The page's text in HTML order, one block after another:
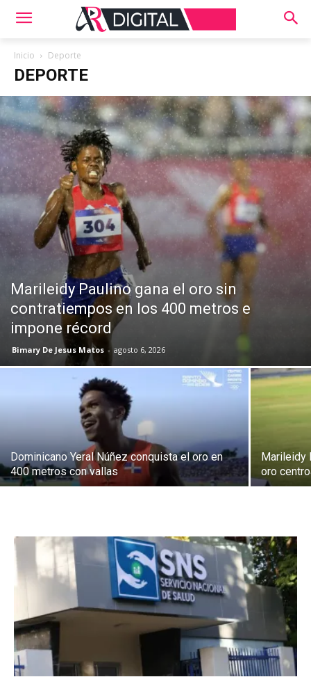
Inicio Deporte
DEPORTE
Marileidy Paulino gana el oro sin
contratiempos en los 400 metros e
impone récord
Bimary De Jesus Matos - agosto 6, 2026
Dominicano Yeral Núñez conquista el oro en
400 metros con vallas
Marileidy
oro